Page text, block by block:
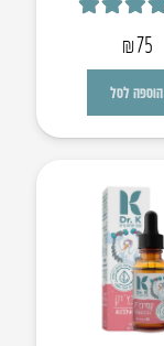
₪75
הוספה לסל